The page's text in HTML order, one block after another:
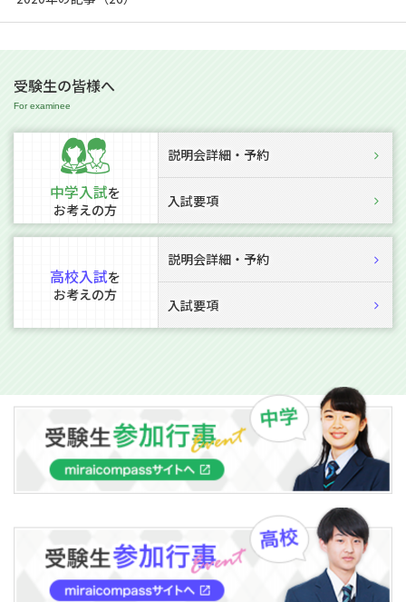
受験生の皆様へ
中学入試を
お考えの方
説明会詳細・予約
入試要項
高校入試を
お考えの方
説明会詳細・予約
入試要項